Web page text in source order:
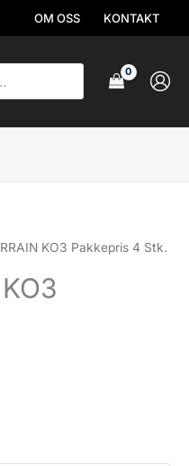
OM OSS KONTAKT
KO3 Pakkepris 4 Stk.